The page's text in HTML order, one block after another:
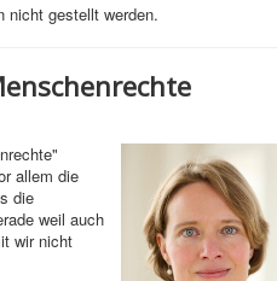
nicht gestellt werden.
allem die
die
weil auch
wir nicht